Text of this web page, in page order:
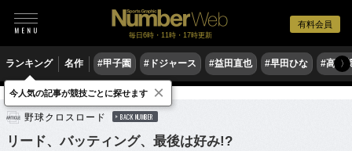
有料会員
毎日6時・11時・17時更新
ランキング 名作 #甲子園 #ドジャース #益田直也 #早田ひな #高木
〉
野球 プロ野球
野球クロスロード BACK NUMBER
リード、バッティング、最後は好み!?
今人気の記事が競技ごとに探せます ×